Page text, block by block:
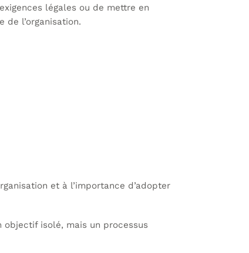
légales ou de mettre en
l’organisation.
et à l’importance d’adopter
objectif isolé, mais un processus